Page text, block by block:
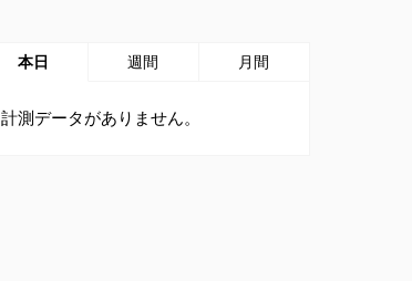
本日 週間 月間
計測データがありません。